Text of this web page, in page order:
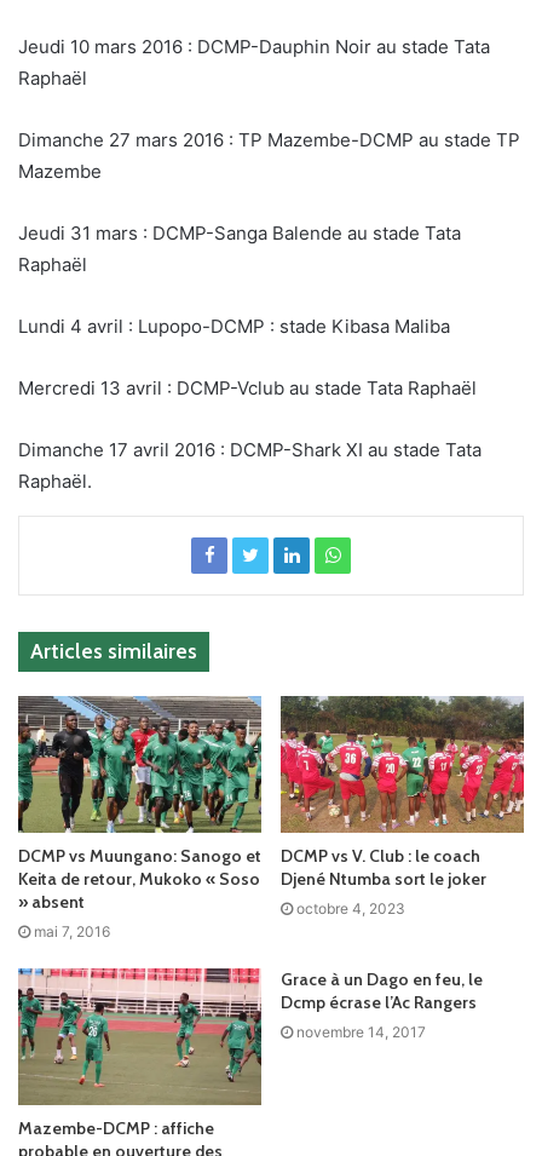
Jeudi 10 mars 2016 : DCMP-Dauphin Noir au stade Tata
Raphaël
Dimanche 27 mars 2016 : TP Mazembe-DCMP au stade TP
Mazembe
Jeudi 31 mars : DCMP-Sanga Balende au stade Tata
Raphaël
Lundi 4 avril : Lupopo-DCMP : stade Kibasa Maliba
Mercredi 13 avril : DCMP-Vclub au stade Tata Raphaël
Dimanche 17 avril 2016 : DCMP-Shark XI au stade Tata
Raphaël.
Articles similaires
DCMP vs Muungano: Sanogo et
Keita de retour, Mukoko « Soso
» absent
mai 7, 2016
DCMP vs V. Club : le coach
Djené Ntumba sort le joker
octobre 4, 2023
Mazembe-DCMP : affiche
probable en ouverture des
Grace à un Dago en feu, le
Dcmp écrase l’Ac Rangers
novembre 14, 2017